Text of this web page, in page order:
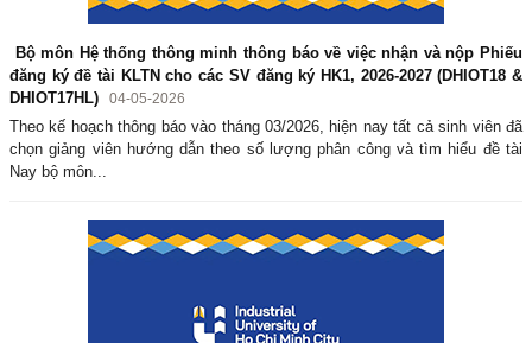
Bộ môn Hệ thống thông minh thông báo về việc nhận và nộp Phiếu
đăng ký đề tài KLTN cho các SV đăng ký HK1, 2026-2027 (DHIOT18 &
DHIOT17HL)
04-05-2026
Theo kế hoạch thông báo vào tháng 03/2026, hiện nay tất cả sinh viên đã
chọn giảng viên hướng dẫn theo số lượng phân công và tìm hiểu đề tài
Nay bộ môn...